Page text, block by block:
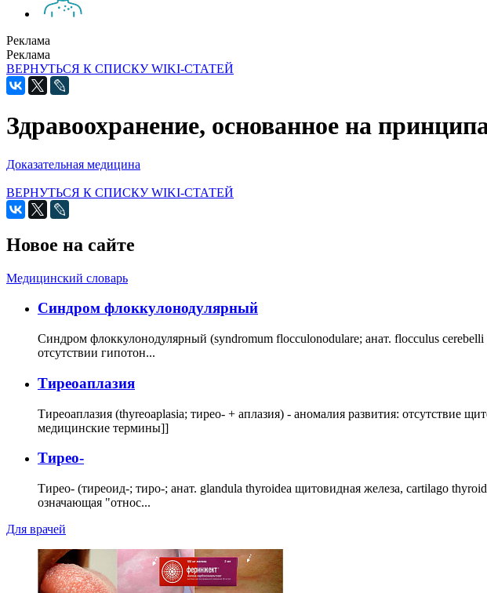
Реклама
Реклама
ВЕРНУТЬСЯ К СПИСКУ WIKI-СТАТЕЙ
Здравоохранение, основанное на
Доказательная медицина
ВЕРНУТЬСЯ К СПИСКУ WIKI-СТАТЕЙ
Новое на сайте
Медицинский словарь
Cиндром флоккулонодулярный
Синдром флоккулонодулярный (syndromum flocculonodulare; анат. flocculus
отсутствии гипотон...
Тиреоаплазия
Тиреоаплазия (thyreoaplasia; тирео- + аплазия) - аномалия развития: отсутствие
медицинские термины]]
Тирео-
Тирео- (тиреоид-; тиро-; анат. glandula thyroidea щитовидная железа, cartilago
означающая "относ...
Для врачей